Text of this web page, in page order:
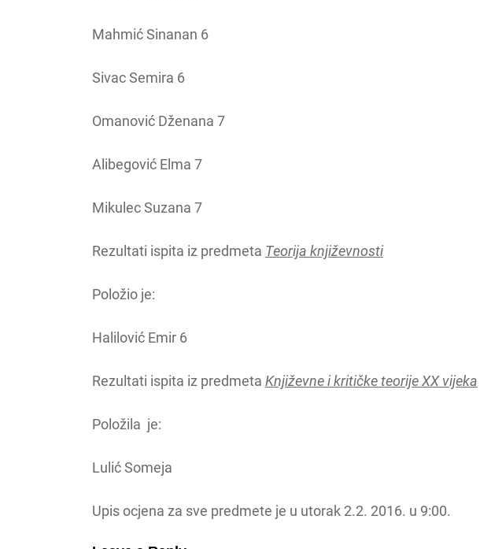
Mahmić Sinanan 6
Sivac Semira 6
Omanović Dženana 7
Alibegović Elma 7
Mikulec Suzana 7
Rezultati ispita iz predmeta Teorija književnosti
Položio je:
Halilović Emir 6
Rezultati ispita iz predmeta Književne i kritičke teorije XX vijeka
Položila je:
Lulić Someja
Upis ocjena za sve predmete je u utorak 2.2. 2016. u 9:00.